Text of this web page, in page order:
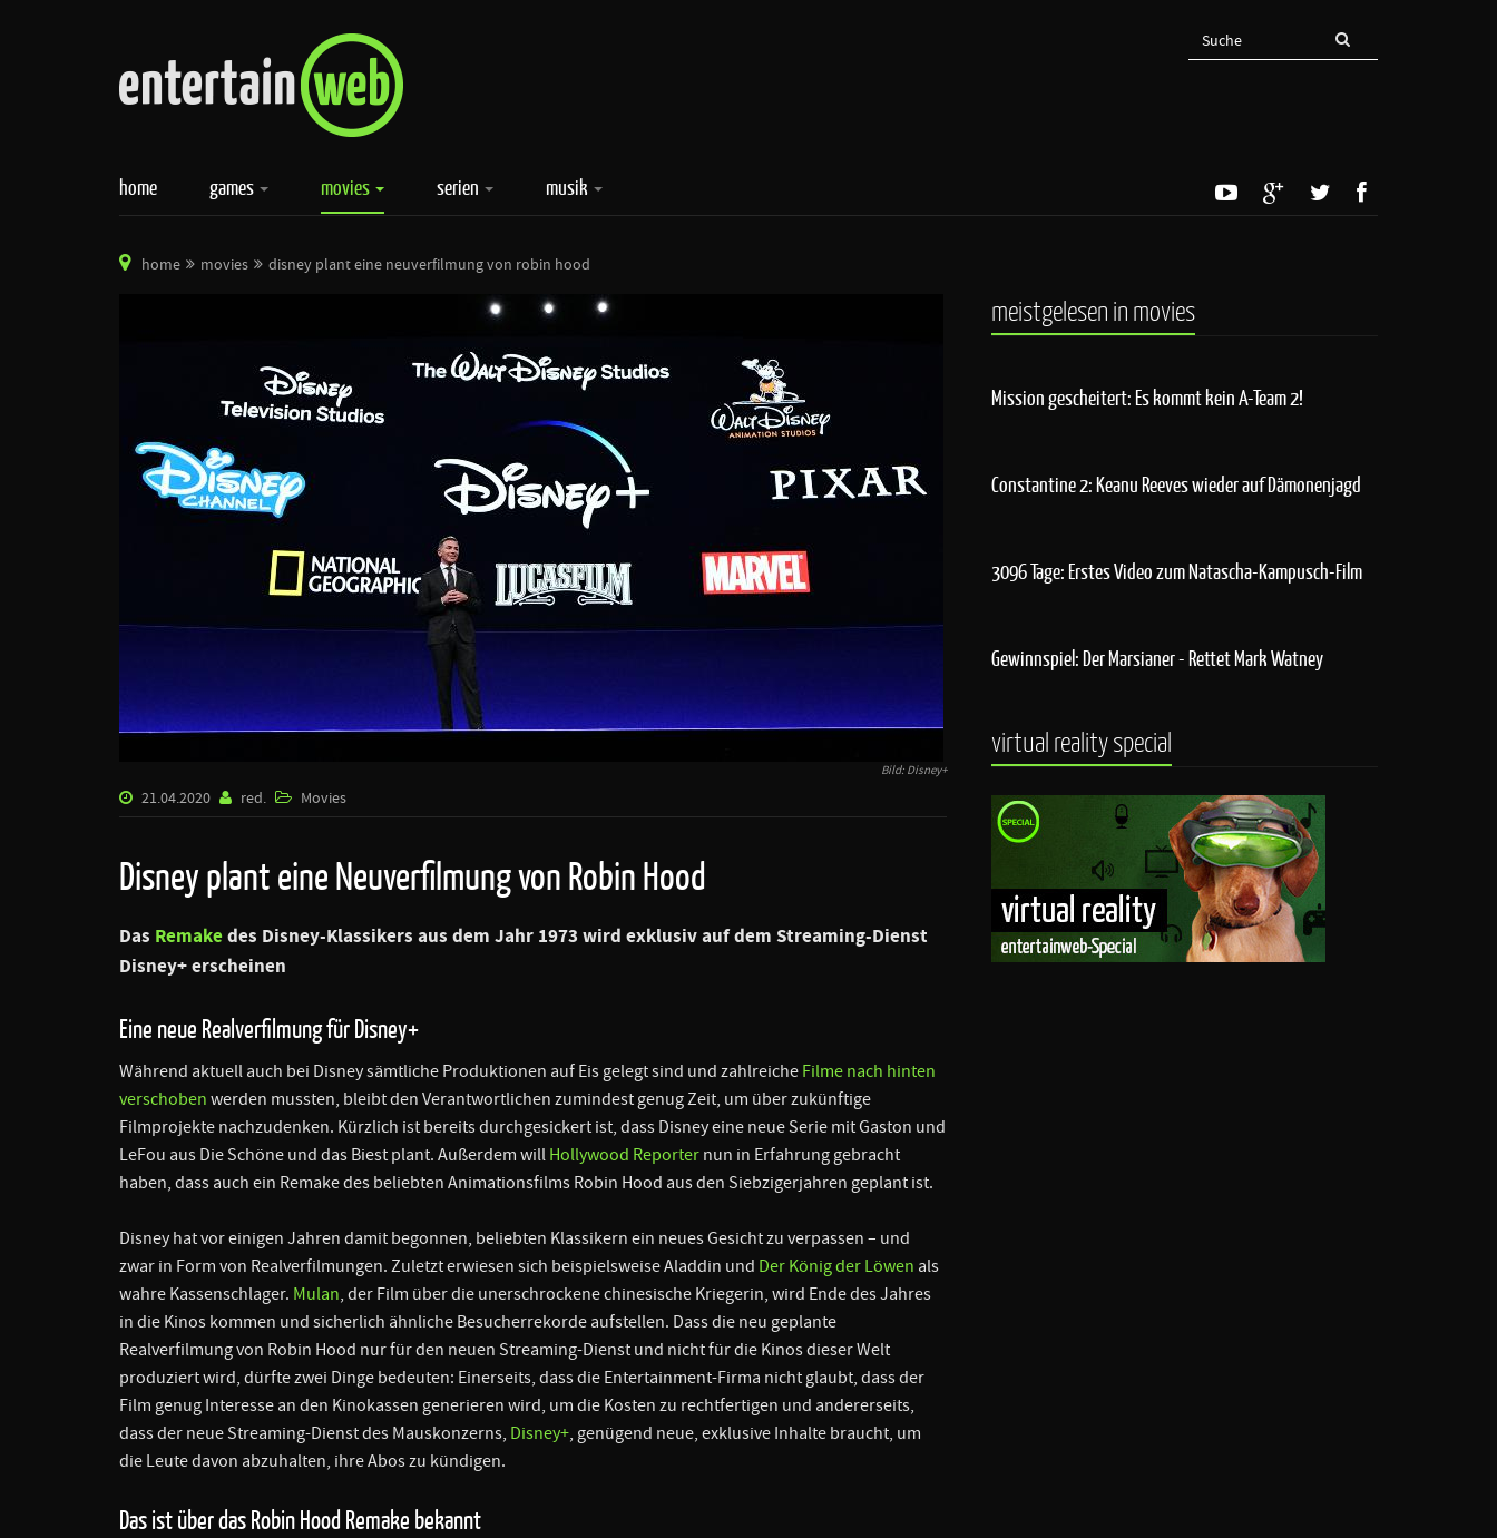
home games movies serien musik
home movies disney plant eine neuverfilmung von robin hood
Bild: Disney+
21.04.2020 red. Movies
Disney plant eine Neuverfilmung von Robin Hood
Das Remakedes Disney-Klassikers aus dem Jahr 1973 wird exklusiv auf dem Streaming-Dienst
Disney+ erscheinen
Eine neue Realverfilmung für Disney+
Während aktuell auch bei Disney sämtliche Produktionen auf Eis gelegt sind und zahlreiche Filme nach hinten
verschoben werden mussten, bleibt den Verantwortlichen zumindest genug Zeit, um über zukünftige
Filmprojekte nachzudenken. Kürzlich ist bereits durchgesickert ist, dass Disney eine neue Serie mit Gaston und
LeFou aus Die Schöne und das Biest plant. Außerdem will Hollywood Reporter nun in Erfahrung gebracht
haben, dass auch ein Remake des beliebten Animationsfilms Robin Hood aus den Siebzigerjahren geplant ist.
Disney hat vor einigen Jahren damit begonnen, beliebten Klassikern ein neues Gesicht zu verpassen – und
zwar in Form von Realverfilmungen. Zuletzt erwiesen sich beispielsweise Aladdin und Der König der Löwen als
wahre Kassenschlager. Mulan, der Film über die unerschrockene chinesische Kriegerin, wird Ende des Jahres
in die Kinos kommen und sicherlich ähnliche Besucherrekorde aufstellen. Dass die neu geplante
Realverfilmung von Robin Hood nur für den neuen Streaming-Dienst und nicht für die Kinos dieser Welt
produziert wird, dürfte zwei Dinge bedeuten: Einerseits, dass die Entertainment-Firma nicht glaubt, dass der
Film genug Interesse an den Kinokassen generieren wird, um die Kosten zu rechtfertigen und andererseits,
dass der neue Streaming-Dienst des Mauskonzerns, Disney+, genügend neue, exklusive Inhalte braucht, um
die Leute davon abzuhalten, ihre Abos zu kündigen.
Das ist über das Robin Hood Remake bekannt
meistgelesen in movies
Mission gescheitert: Es kommt kein A-Team 2!
Constantine 2: Keanu Reeves wieder auf Dämonenjagd
3096 Tage: Erstes Video zum Natascha-Kampusch-Film
Gewinnspiel: Der Marsianer - Rettet Mark Watney
virtual reality special